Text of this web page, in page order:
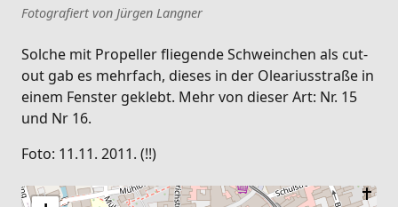
Fotografiert von Jürgen Langner
Solche mit Propeller fliegende Schweinchen als cut-
out gab es mehrfach, dieses in der Oleariusstraße in
einem Fenster geklebt. Mehr von dieser Art: Nr. 15
und Nr 16.
Foto: 11.11. 2011. (!!)